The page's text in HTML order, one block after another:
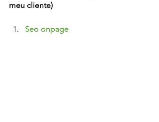
meu cliente)
Seo onpage